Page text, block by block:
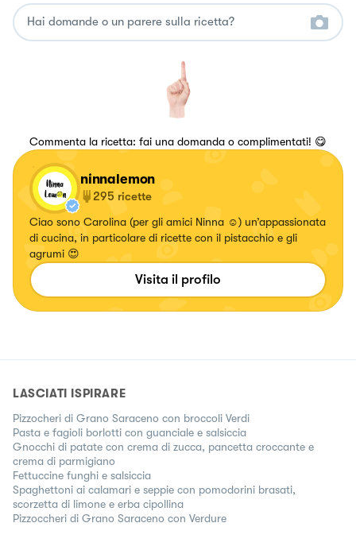
Commenta la ricetta: fai una domanda o complimentati! 😋
ninnalemon
295 ricette
Ciao sono Carolina (per gli amici Ninna ☺️) un’appassionata
di cucina, in particolare di ricette con il pistacchio e gli
agrumi 😍
Visita il profilo
LASCIATI ISPIRARE
Pizzocheri di Grano Saraceno con broccoli Verdi
Pasta e fagioli borlotti con guanciale e salsiccia
Gnocchi di patate con crema di zucca, pancetta croccante e
crema di parmigiano
Fettuccine funghi e salsiccia
Spaghettoni ai calamari e seppie con pomodorini brasati,
scorzetta di limone e erba cipollina
Pizzoccheri di Grano Saraceno con Verdure